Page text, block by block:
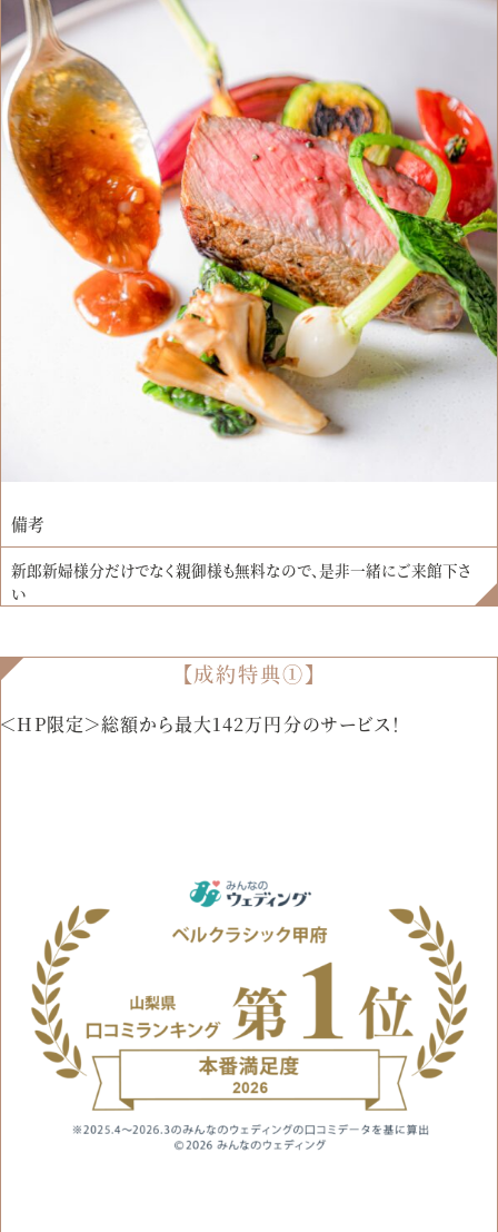
備考
新郎新婦様分だけでなく親御様も無料なので、是非一緒にご来館下さ
い
【成約特典①】
＜HP限定＞総額から最大142万円分のサービス！